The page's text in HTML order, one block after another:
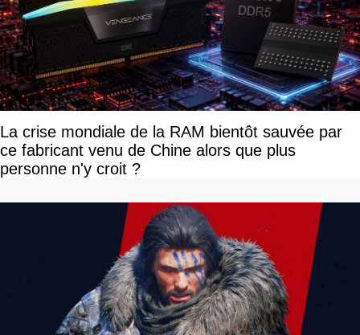
La crise mondiale de la RAM bientôt sauvée par
ce fabricant venu de Chine alors que plus
personne n'y croit ?